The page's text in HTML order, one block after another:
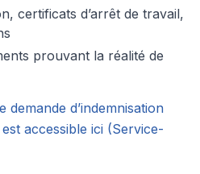
certificats d’arrêt de travail,
prouvant la réalité de
demande d’indemnisation
accessible ici (Service-